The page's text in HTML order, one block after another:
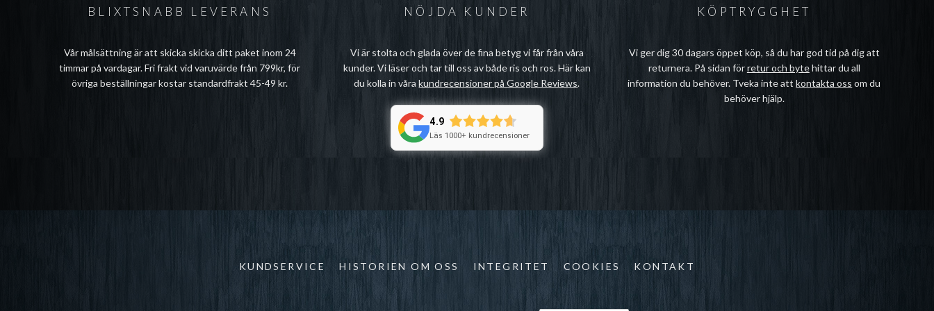
BLIXTSNABB LEVERANS
Vår målsättning är att skicka skicka ditt paket inom 24
timmar på vardagar. Fri frakt vid varuvärde från 799kr, för
övriga beställningar kostar standardfrakt 45-49 kr.
NÖJDA KUNDER
Vi är stolta och glada över de fina betyg vi får från våra
kunder. Vi läser och tar till oss av både ris och ros. Här kan
du kolla in vårakundrecensioner på Google Reviews.
4.9
Läs 1000+ kundrecensioner
KÖPTRYGGHET
Vi ger dig 30 dagars öppet köp, så du har god tid på dig att
returnera. På sidan förretur och bytehittar du all
information du behöver. Tveka inte attkontakta oss om du
behöver hjälp.
KUNDSERVICE HISTORIEN OM OSS INTEGRITET COOKIES KONTAKT